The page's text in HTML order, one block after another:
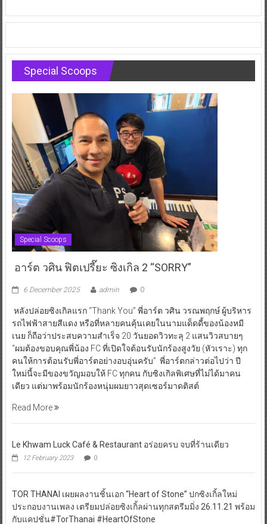
Special Scoops
Special Scoops
อาร์ต วศิน ฟิตเปรี๊ยะ ซิงเกิล 2 “SORRY”
6 December 2025 admin 0
หลังปล่อยซิงเกิลแรก “Thank You” พี่อาร์ต วศิน วรณพฤกษ์ ผู้บริหาร
รถไฟฟ้าสายสีแดง หรือที่หลายคนคุ้นเคยในนามแด็ดดี้ของน้องหมี
เนย ก็ถือว่าประสบความสำเร็จ 20 วันยอดวิวทะลุ 2 แสนวิวสบายๆ
“ผมต้องขอบคุณพี่น้อง FC ที่เปิดใจต้อนรับนักร้องสูงวัย (หัวเราะ) ทุก
คนให้การต้อนรับพี่อาร์ตอย่างอบอุ่นครับ” พี่อาร์ตกล่าวต่อไปว่า ปี
ใหม่นี้จะมีของขวัญมอบให้ FC ทุกคน กับซิงเกิลพิเศษที่ไม่ได้มาคน
เดียว แต่มาพร้อมนักร้องหนุ่มผมยาวสุดเซอร์มาดติสต์
Read More
Le Khwam Luck Café & Restaurant อร่อยครบ จบที่ร้านเดียว
12 February 2023 0
TOR THANAI เผยผลงานชิ้นเอก “Heart of Stone” ปกซิงเกิ้ลใหม่
ประกอบงานเพลง เตรียมปล่อยซิงเกิ้ลผ่านทุกสตรีมมิ่ง 26.11.21 พร้อม
กับแคปชั่น#TorThanai #HeartOfStone